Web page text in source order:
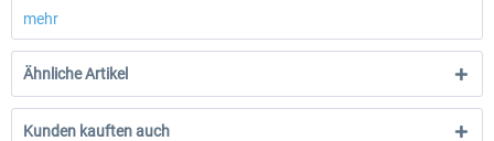
mehr
Ähnliche Artikel
Kunden kauften auch